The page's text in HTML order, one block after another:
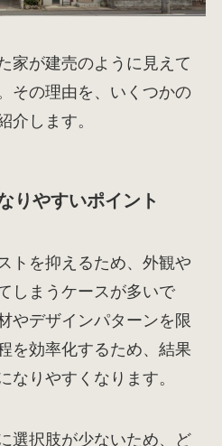
家が建売のように見えて
その理由を、いくつかの
介します。
りやすいポイント
トを抑えるため、外観や
しまうケースが多いで
やデザインパターンを限
を効率化するため、結果
なりやすくなります。
選択肢が少ないため、ど